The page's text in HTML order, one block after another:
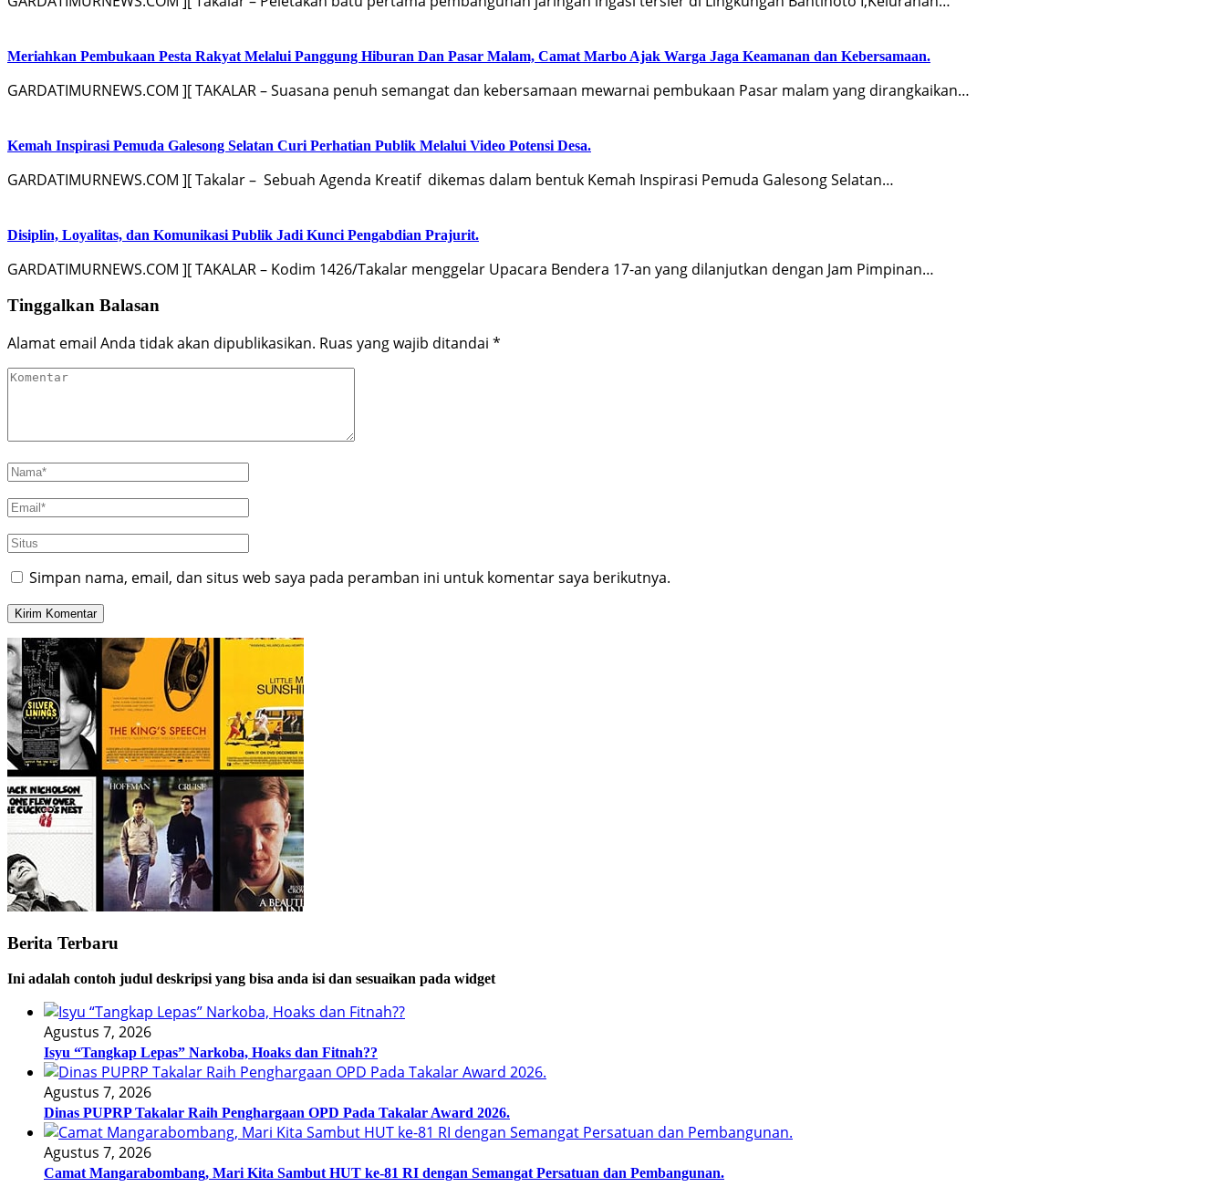
Meriahkan Pembukaan Pesta Rakyat Melalui Panggung Hiburan Dan Pasar Malam, Camat Marbo Ajak Warga Jaga Keamanan dan Kebersamaan.
GARDATIMURNEWS.COM ][ TAKALAR – Suasana penuh semangat dan kebersamaan mewarnai pembukaan Pasar malam yang dirangkaikan…
Kemah Inspirasi Pemuda Galesong Selatan Curi Perhatian Publik Melalui Video Potensi Desa.
GARDATIMURNEWS.COM ][ Takalar – Sebuah Agenda Kreatif dikemas dalam bentuk Kemah Inspirasi Pemuda Galesong Selatan…
Disiplin, Loyalitas, dan Komunikasi Publik Jadi Kunci Pengabdian Prajurit.
GARDATIMURNEWS.COM ][ TAKALAR – Kodim 1426/Takalar menggelar Upacara Bendera 17-an yang dilanjutkan dengan Jam Pimpinan…
Tinggalkan Balasan
Alamat email Anda tidak akan dipublikasikan. Ruas yang wajib ditandai *
Simpan nama, email, dan situs web saya pada peramban ini untuk komentar saya berikutnya.
Berita Terbaru
Ini adalah contoh judul deskripsi yang bisa anda isi dan sesuaikan pada widget
Agustus 7, 2026
Isyu “Tangkap Lepas” Narkoba, Hoaks dan Fitnah??
Agustus 7, 2026
Dinas PUPRP Takalar Raih Penghargaan OPD Pada Takalar Award 2026.
Agustus 7, 2026
Camat Mangarabombang, Mari Kita Sambut HUT ke-81 RI dengan Semangat Persatuan dan Pembangunan.‍